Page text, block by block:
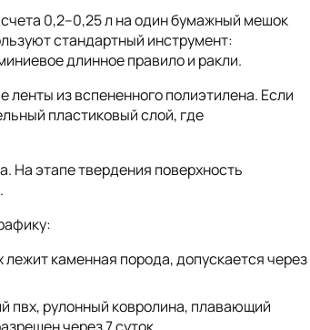
0,2–0,25 л на один бумажный мешок
стандартный инструмент:
длинное правило и ракли.
из вспененного полиэтилена. Если
пластиковый слой, где
На этапе твердения поверхность
каменная порода, допускается через
пвх, рулонный ковролина, плавающий